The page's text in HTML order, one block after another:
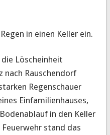
in einen Keller ein.
Löscheinheit
nach Rauschendorf
Regenschauer
Einfamilienhauses,
in den Keller
stand das